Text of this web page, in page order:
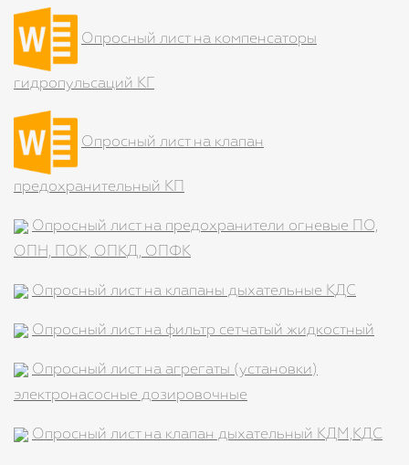
Опросный лист на компенсаторы
гидропульсаций КГ
Опросный лист на клапан
предохранительный КП
Опросный лист на предохранители огневые ПО,
ОПН, ПОК, ОПКД, ОПФК
Опросный лист на клапаны дыхательные КДС
Опросный лист на фильтр сетчатый жидкостный
Опросный лист на агрегаты (установки)
электронасосные дозировочные
Опросный лист на клапан дыхательный КДМ,КДС